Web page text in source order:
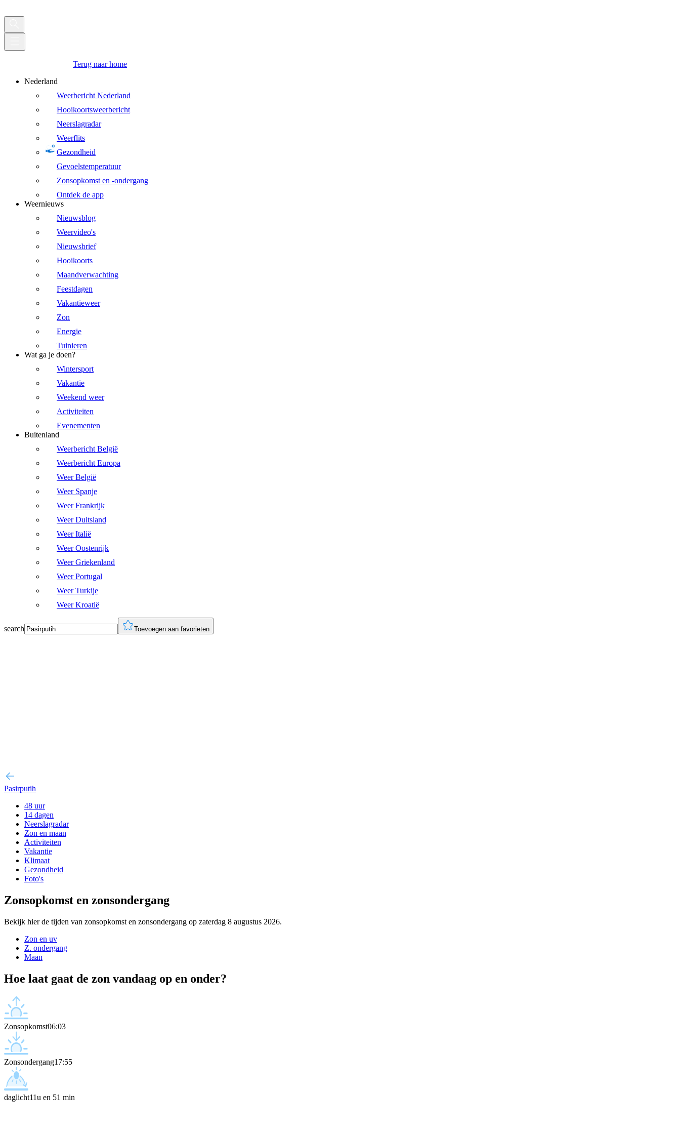
Terug naar home
Nederland
Weerbericht Nederland
Hooikoortsweerbericht
Neerslagradar
Weerflits
Gezondheid
Gevoelstemperatuur
Zonsopkomst en -ondergang
Ontdek de app
Weernieuws
Nieuwsblog
Weervideo's
Nieuwsbrief
Hooikoorts
Maandverwachting
Feestdagen
Vakantieweer
Zon
Energie
Tuinieren
Wat ga je doen?
Wintersport
Vakantie
Weekend weer
Activiteiten
Evenementen
Buitenland
Weerbericht België
Weerbericht Europa
Weer België
Weer Spanje
Weer Frankrijk
Weer Duitsland
Weer Italië
Weer Oostenrijk
Weer Griekenland
Weer Portugal
Weer Turkije
Weer Kroatië
search Toevoegen aan favorieten
Pasirputih
48 uur
14 dagen
Neerslagradar
Zon en maan
Activiteiten
Vakantie
Klimaat
Gezondheid
Foto's
Zonsopkomst en zonsondergang
Bekijk hier de tijden van zonsopkomst en zonsondergang op zaterdag 8 augustus 2026.
Zon en uv
Z. ondergang
Maan
Hoe laat gaat de zon vandaag op en onder?
Zonsopkomst06:03
Zonsondergang17:55
daglicht11u en 51 min